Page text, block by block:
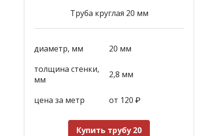
Труба круглая 20 мм
диаметр, мм
20 мм
толщина стенки,
мм
2,8 мм
цена за метр от 120 ₽
Купить трубу 20